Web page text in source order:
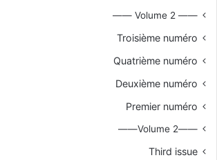
—— Volume 2 ——
Troisième numéro
Quatrième numéro
Deuxième numéro
Premier numéro
——Volume 2——
Third issue